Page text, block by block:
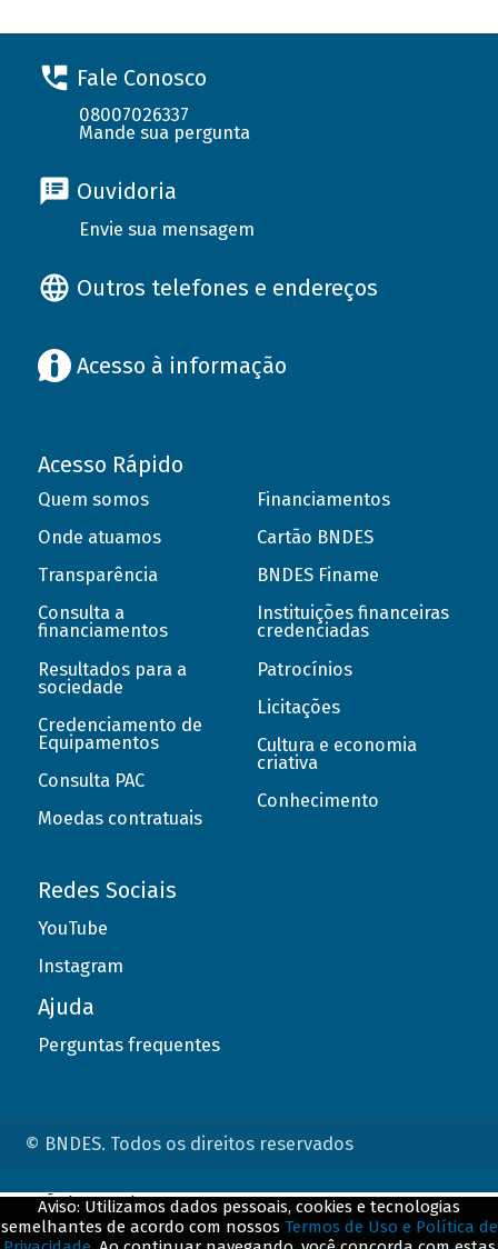
Fale Conosco
08007026337
Mande sua pergunta
Ouvidoria
Envie sua mensagem
Outros telefones e endereços
Acesso à informação
Acesso Rápido
Quem somos
Onde atuamos
Transparência
Consulta a
financiamentos
Resultados para a
sociedade
Credenciamento de
Equipamentos
Consulta PAC
Moedas contratuais
Financiamentos
Cartão BNDES
BNDES Finame
Instituições financeiras
credenciadas
Patrocínios
Licitações
Cultura e economia
criativa
Conhecimento
Redes Sociais
YouTube
Instagram
Ajuda
Perguntas frequentes
© BNDES. Todos os direitos reservados
Aviso: Utilizamos dados pessoais, cookies e tecnologias
semelhantes de acordo com nossos Termos de Uso e Política de
ConteÃºdo complementar
${title}${badge}